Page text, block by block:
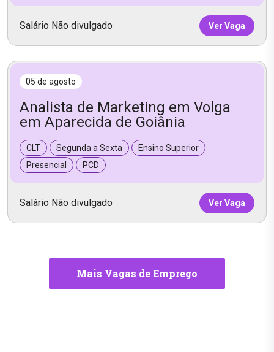
Salário Não divulgado Ver Vaga
05 de agosto
Analista de Marketing em Volga
em Aparecida de Goiânia
CLT Segunda a Sexta
Ensino Superior
Presencial
PCD
Salário Não divulgado Ver Vaga
Mais Vagas de Emprego